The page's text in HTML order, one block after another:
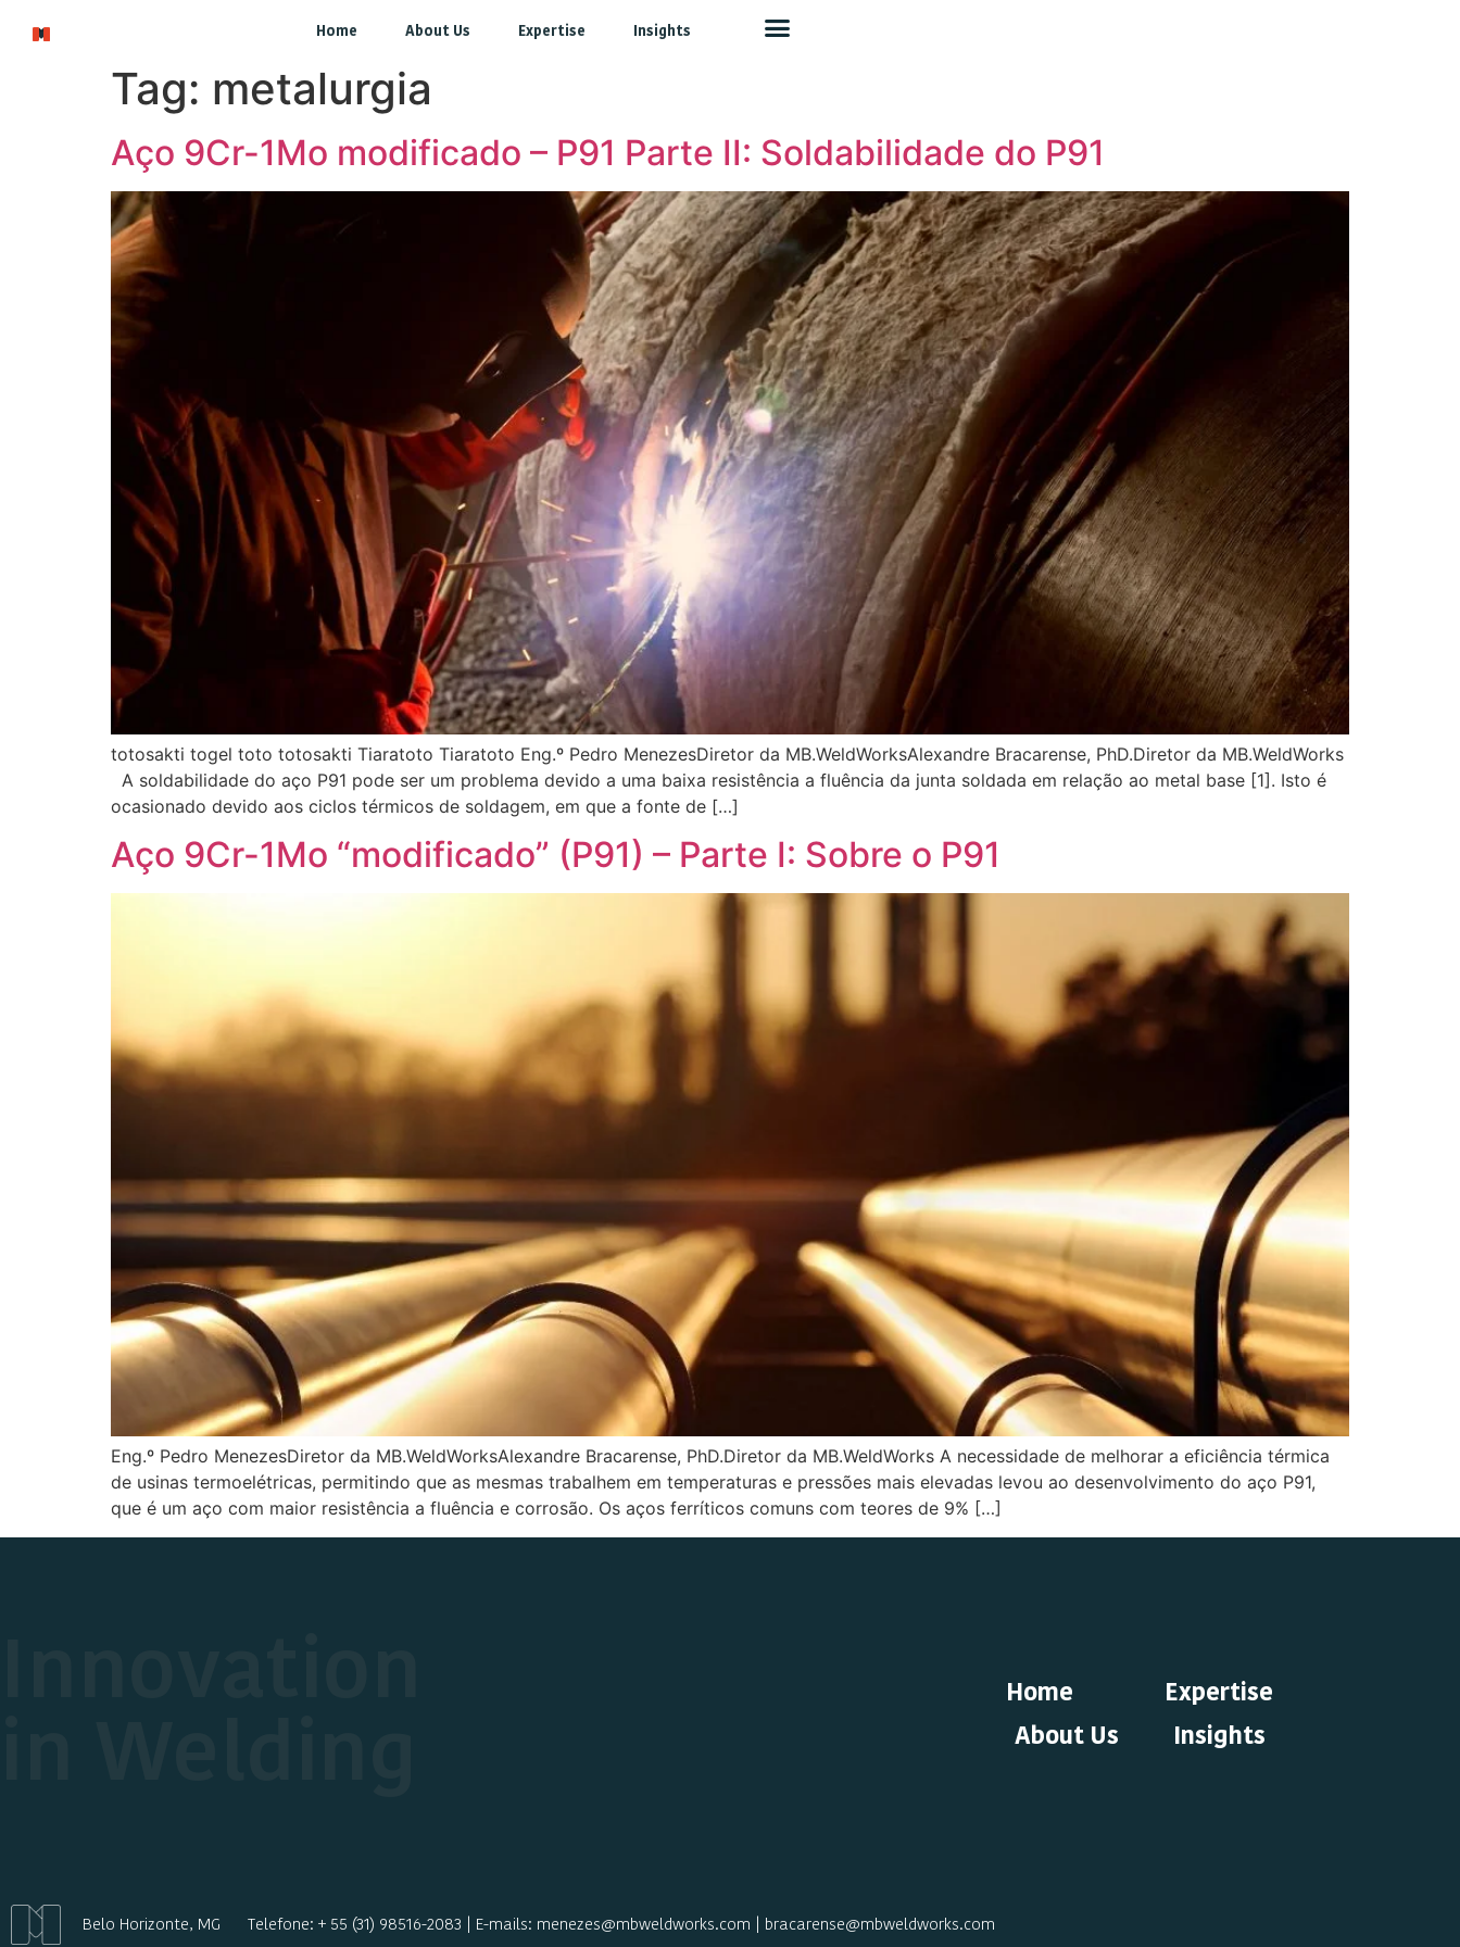
Home About Us Expertise Insights
Tag: metalurgia
Aço 9Cr-1Mo modificado – P91 Parte II: Soldabilidade do P91
totosakti togel toto totosakti Tiaratoto Tiaratoto Eng.º Pedro MenezesDiretor da MB.WeldWorksAlexandre Bracarense, PhD.Diretor da MB.WeldWorks
A soldabilidade do aço P91 pode ser um problema devido a uma baixa resistência a fluência da junta soldada em relação ao metal base [1]. Isto é
ocasionado devido aos ciclos térmicos de soldagem, em que a fonte de […]
Aço 9Cr-1Mo “modificado” (P91) – Parte I: Sobre o P91
Eng.º Pedro MenezesDiretor da MB.WeldWorksAlexandre Bracarense, PhD.Diretor da MB.WeldWorks A necessidade de melhorar a eficiência térmica
de usinas termoelétricas, permitindo que as mesmas trabalhem em temperaturas e pressões mais elevadas levou ao desenvolvimento do aço P91,
que é um aço com maior resistência a fluência e corrosão. Os aços ferríticos comuns com teores de 9% […]
Home
About Us
Expertise
Insights
Belo Horizonte, MG Telefone: + 55 (31) 98516-2083 | E-mails: menezes@mbweldworks.com | bracarense@mbweldworks.com